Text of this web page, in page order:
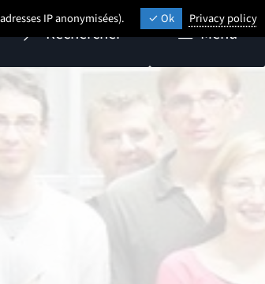
IP anonymisées). Ok Privacy policy
une langue (
sélectionné)
Rechercher Menu